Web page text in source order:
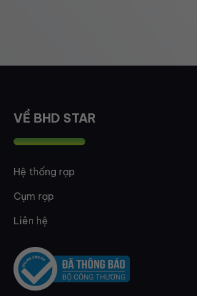
VỀ BHD STAR
Hệ thống rạp
Cụm rạp
Liên hệ